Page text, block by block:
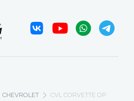
CHEVROLET CVL CORVETTE OP